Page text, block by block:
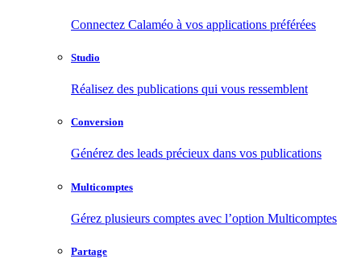
Connectez Calaméo à vos applications préférées
Studio
Réalisez des publications qui vous ressemblent
Conversion
Générez des leads précieux dans vos publications
Multicomptes
Gérez plusieurs comptes avec l’option Multicomptes
Partage